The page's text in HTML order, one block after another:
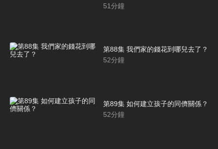
51分鐘
第88集 我們家的錢花到哪兒去了？
52分鐘
第89集 如何建立孩子的同儕關係？
52分鐘